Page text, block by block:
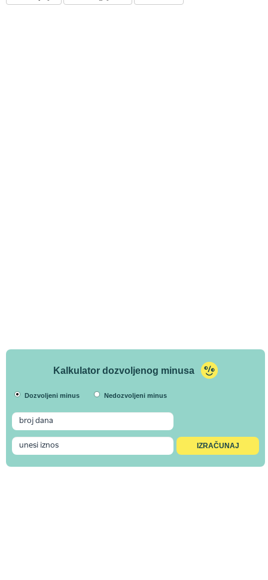
Kalkulator dozvoljenog minusa
Dozvoljeni minus Nedozvoljeni minus